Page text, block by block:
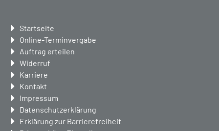
Navigation
überspringen
Startseite
Online-Terminvergabe
Auftrag erteilen
Widerruf
Karriere
Kontakt
Impressum
Datenschutzerklärung
Erklärung zur Barrierefreiheit